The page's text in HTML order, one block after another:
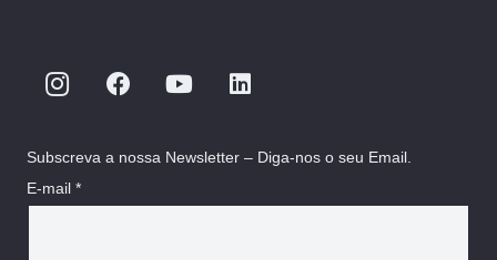
Subscreva a nossa Newsletter – Diga-nos o seu Email.
E-mail *